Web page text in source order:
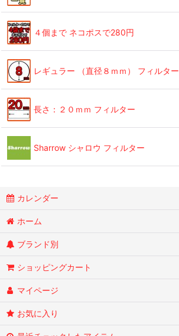
４個まで ネコポスで280円
レギュラー （直径８ｍｍ） フィルター
長さ：２０ｍｍ フィルター
Sharrow シャロウ フィルター
カレンダー
ホーム
ブランド別
ショッピングカート
マイページ
お気に入り